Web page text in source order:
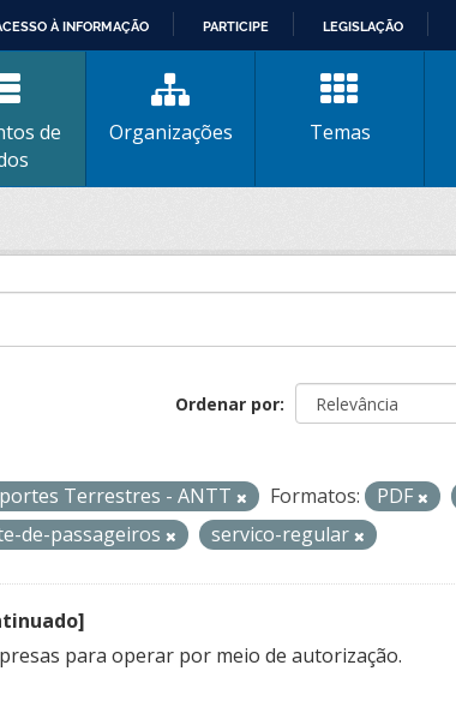
À INFORMAÇÃO PARTICIPE LEGISLAÇÃO
de
Organizações Temas
Ordenar por
Terrestres - ANTT Formatos: PDF
de-passageiros servico-regular
para operar por meio de autorização.